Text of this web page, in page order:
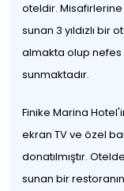
oteldir.
sunan 3 yıldızlı bir
almakta olup nefes
sunmaktadır.
Finike Marina
ekran TV ve özel
donatılmıştır.
sunan bir